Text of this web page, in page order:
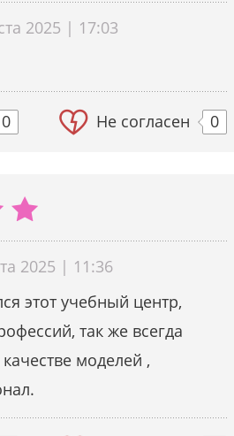
2025 | 17:03
0 Не согласен 0
2025 | 11:36
этот учебный центр,
так же всегда
моделей ,